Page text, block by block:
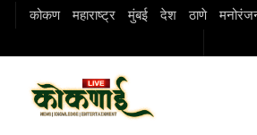
Skipकोकण महाराष्ट्र मुंबई देश ठाणे